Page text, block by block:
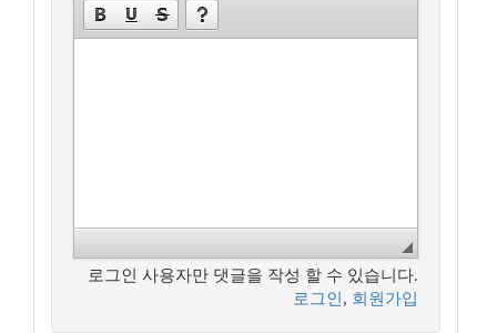
로그인 사용자만 댓글을 작성 할 수 있습니다.
로그인, 회원가입